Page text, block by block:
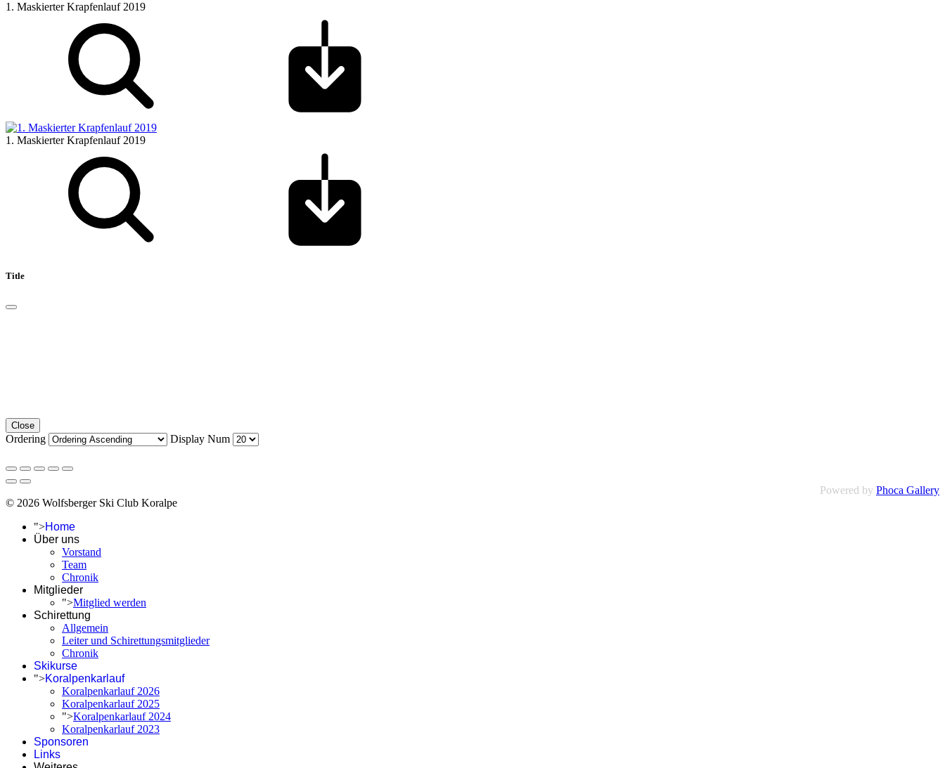
1. Maskierter Krapfenlauf 2019
1. Maskierter Krapfenlauf 2019
Title
Close
Ordering Display Num
Powered by Phoca Gallery
© 2026 Wolfsberger Ski Club Koralpe
">Home
Über uns
Vorstand
Team
Chronik
Mitglieder
">Mitglied werden
Schirettung
Allgemein
Leiter und Schirettungsmitglieder
Chronik
Skikurse
">Koralpenkarlauf
Koralpenkarlauf 2026
Koralpenkarlauf 2025
">Koralpenkarlauf 2024
Koralpenkarlauf 2023
Sponsoren
Links